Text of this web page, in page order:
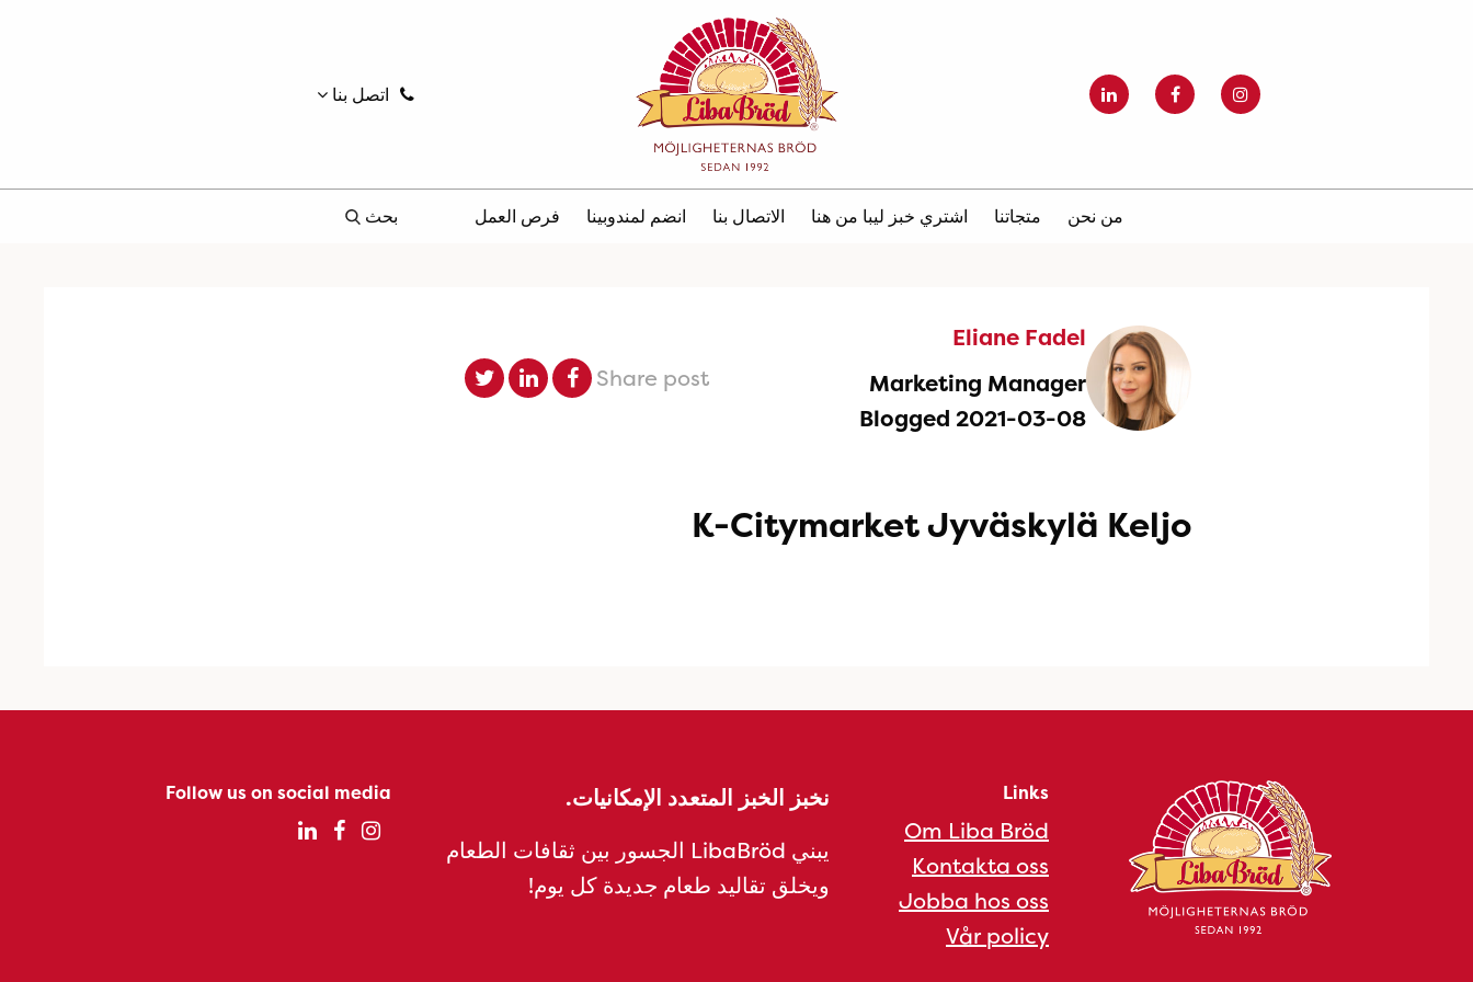
اتصل بنا
من نحن متجاتنا اشتري خبز ليبا من هنا الاتصال بنا انضم لمندوبينا فرص العمل بحث
Eliane Fadel
Marketing Manager
Blogged 2021-03-08
Share post
K-Citymarket Jyväskylä Keljo
Links
Om Liba Bröd
Kontakta oss
Jobba hos oss
Vår policy
نخبز الخبز المتعدد الإمكانيات.
يبني LibaBröd الجسور بين ثقافات الطعام
ويخلق تقاليد طعام جديدة كل يوم!
Follow us on social media